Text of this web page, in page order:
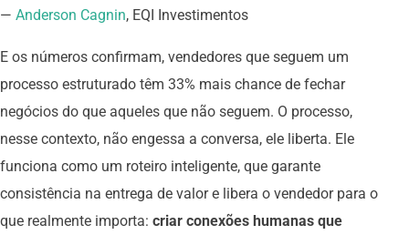
— Anderson Cagnin, EQI Investimentos
E os números confirmam, vendedores que seguem um
processo estruturado têm 33% mais chance de fechar
negócios do que aqueles que não seguem. O processo,
nesse contexto, não engessa a conversa, ele liberta. Ele
funciona como um roteiro inteligente, que garante
consistência na entrega de valor e libera o vendedor para o
que realmente importa: criar conexões humanas que